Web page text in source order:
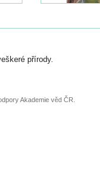
přírody.
Akademie věd ČR.